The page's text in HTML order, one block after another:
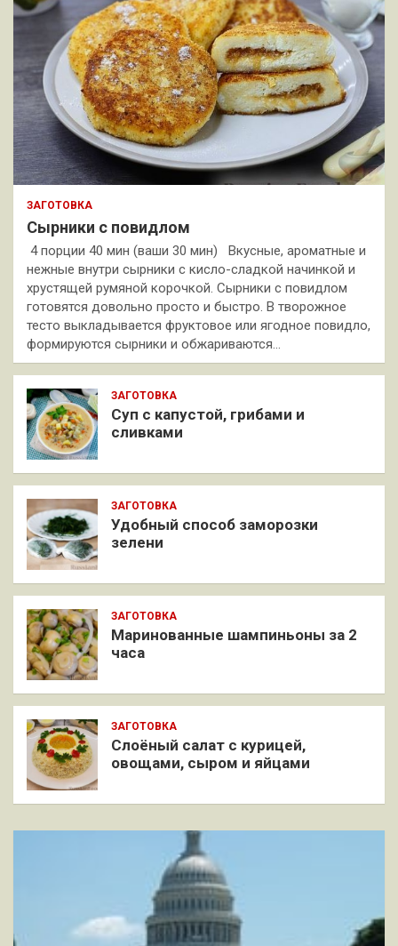
ЗАГОТОВКА
Сырники с повидлом
4 порции 40 мин (ваши 30 мин) Вкусные, ароматные и
нежные внутри сырники с кисло-сладкой начинкой и
хрустящей румяной корочкой. Сырники с повидлом
готовятся довольно просто и быстро. В творожное
тесто выкладывается фруктовое или ягодное повидло,
формируются сырники и обжариваются…
ЗАГОТОВКА
Суп с капустой, грибами и
сливками
ЗАГОТОВКА
Удобный способ заморозки
зелени
ЗАГОТОВКА
Маринованные шампиньоны за 2
часа
ЗАГОТОВКА
Слоёный салат с курицей,
овощами, сыром и яйцами